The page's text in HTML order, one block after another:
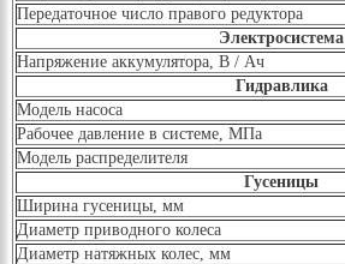
Передаточное число правого редуктора
Электросистема
Напряжение аккумулятора, В / Ач
Гидравлика
Модель насоса
Рабочее давление в системе, МПа
Модель распределителя
Гусеницы
Ширина гусеницы, мм
Диаметр приводного колеса
Диаметр натяжных колес, мм